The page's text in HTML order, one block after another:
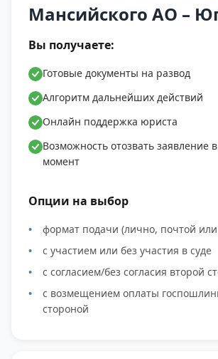
Мансийского АО –
Вы получаете:
Готовые документы на развод
Алгоритм дальнейших действий
Онлайн поддержка юриста
Возможность отозвать заявление
момент
Опции на выбор
формат подачи (лично, почтой
с участием или без участия в суде
с согласием/без согласия второй
с возмещением оплаты
стороной